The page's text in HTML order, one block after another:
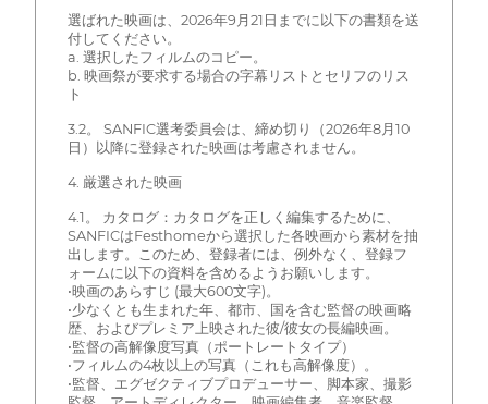
選ばれた映画は、2026年9月21日までに以下の書類を送
付してください。
a. 選択したフィルムのコピー。
b. 映画祭が要求する場合の字幕リストとセリフのリス
ト
3.2。 SANFIC選考委員会は、締め切り（2026年8月10
日）以降に登録された映画は考慮されません。
4. 厳選された映画
4.1。 カタログ：カタログを正しく編集するために、
SANFICはFesthomeから選択した各映画から素材を抽
出します。このため、登録者には、例外なく、登録フ
ォームに以下の資料を含めるようお願いします。
•映画のあらすじ (最大600文字)。
•少なくとも生まれた年、都市、国を含む監督の映画略
歴、およびプレミア上映された彼/彼女の長編映画。
•監督の高解像度写真（ポートレートタイプ）
•フィルムの4枚以上の写真（これも高解像度）。
•監督、エグゼクティブプロデューサー、脚本家、撮影